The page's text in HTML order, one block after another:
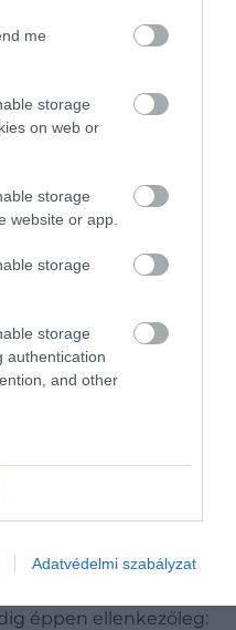
me
storage
on web or
storage
website or app.
storage
storage
authentication
and other
Adatvédelmi szabályzat
azért hagyják
kutató.
csökken, ahogy
de egy új szag
szempontjából is
előzetes
éppen ellenkezőleg: